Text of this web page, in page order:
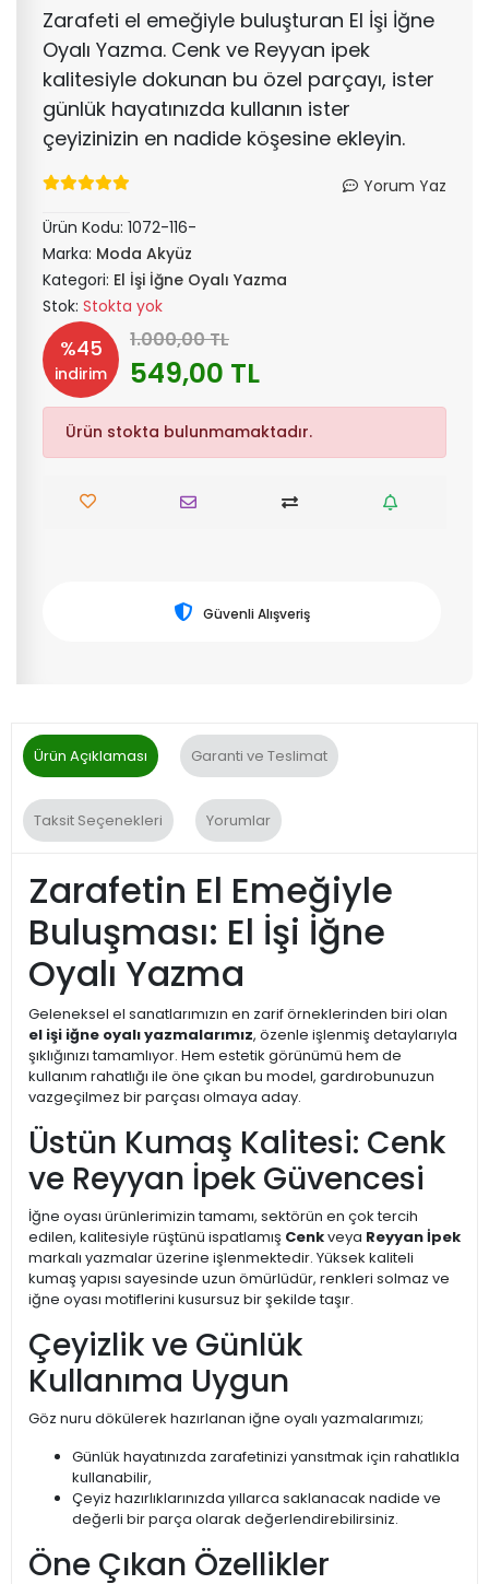
Zarafeti el emeğiyle buluşturan El İşi İğne
Oyalı Yazma. Cenk ve Reyyan ipek
kalitesiyle dokunan bu özel parçayı, ister
günlük hayatınızda kullanın ister
çeyizinizin en nadide köşesine ekleyin.
Yorum Yaz
Ürün Kodu: 1072-116-
Marka: Moda Akyüz
Kategori: El İşi İğne Oyalı Yazma
Stok: Stokta yok
%45
indirim
1.000,00 TL
549,00 TL
Ürün stokta bulunmamaktadır.
Güvenli Alışveriş
Ürün Açıklaması Garanti ve Teslimat
Taksit Seçenekleri Yorumlar
Zarafetin El Emeğiyle
Buluşması: El İşi İğne
Oyalı Yazma
Geleneksel el sanatlarımızın en zarif örneklerinden biri olan
el işi iğne oyalı yazmalarımız, özenle işlenmiş detaylarıyla
şıklığınızı tamamlıyor. Hem estetik görünümü hem de
kullanım rahatlığı ile öne çıkan bu model, gardırobunuzun
vazgeçilmez bir parçası olmaya aday.
Üstün Kumaş Kalitesi: Cenk
ve Reyyan İpek Güvencesi
İğne oyası ürünlerimizin tamamı, sektörün en çok tercih
edilen, kalitesiyle rüştünü ispatlamış Cenkveya Reyyan İpek
markalı yazmalar üzerine işlenmektedir. Yüksek kaliteli
kumaş yapısı sayesinde uzun ömürlüdür, renkleri solmaz ve
iğne oyası motiflerini kusursuz bir şekilde taşır.
Çeyizlik ve Günlük
Kullanıma Uygun
Göz nuru dökülerek hazırlanan iğne oyalı yazmalarımızı;
Günlük hayatınızda zarafetinizi yansıtmak için rahatlıkla
kullanabilir,
Çeyiz hazırlıklarınızda yıllarca saklanacak nadide ve
değerli bir parça olarak değerlendirebilirsiniz.
Öne Çıkan Özellikler